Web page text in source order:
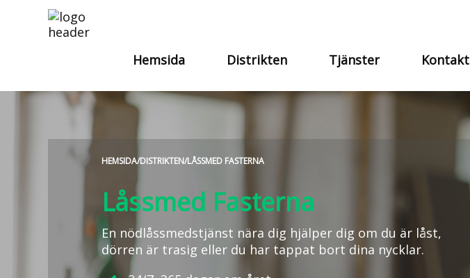
Hemsida Distrikten Tjänster Kontakt
HEMSIDA/DISTRIKTEN/LÅSSMED FASTERNA
Låssmed Fasterna
En nödlåssmedstjänst nära dig hjälper dig om du är låst,
dörren är trasig eller du har tappat bort dina nycklar.